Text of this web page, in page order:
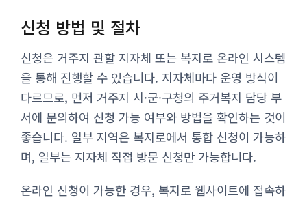
신청 방법 및 절차
신청은 거주지 관할 지자체 또는 복지로 온라인 시스템
을 통해 진행할 수 있습니다. 지자체마다 운영 방식이
다르므로, 먼저 거주지 시·군·구청의 주거복지 담당 부
서에 문의하여 신청 가능 여부와 방법을 확인하는 것이
좋습니다. 일부 지역은 복지로에서 통합 신청이 가능하
며, 일부는 지자체 직접 방문 신청만 가능합니다.
온라인 신청이 가능한 경우, 복지로 웹사이트에 접속하